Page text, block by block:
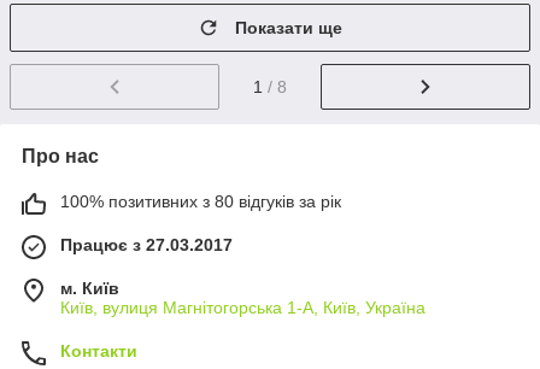
Показати ще
1 / 8
Про нас
100% позитивних з 80 відгуків за рік
Працює з 27.03.2017
м. Київ
Київ, вулиця Магнітогорська 1-А, Київ, Україна
Контакти